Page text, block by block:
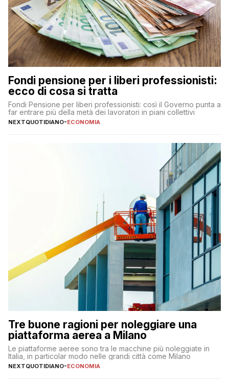
Fondi pensione per i liberi professionisti:
ecco di cosa si tratta
Fondi Pensione per liberi professionisti: così il Governo punta a
far entrare più della metà dei lavoratori in piani collettivi
NEXTQUOTIDIANO-ECONOMIA
Tre buone ragioni per noleggiare una
piattaforma aerea a Milano
Le piattaforme aeree sono tra le macchine più noleggiate in
Italia, in particolar modo nelle grandi città come Milano
NEXTQUOTIDIANO-ECONOMIA